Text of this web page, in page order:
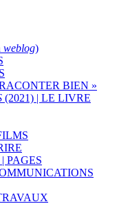
weblog)
BIEN »
(2021) | LE LIVRE
PAGES